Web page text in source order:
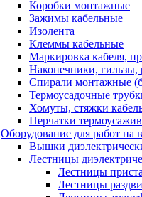
Коробки монтажные
Зажимы кабельные
Изолента
Клеммы кабельные
Маркировка кабеля,
Наконечники, гильзы,
Спирали монтажные
Термоусадочные
Хомуты, стяжки
Перчатки
Оборудование для работ на
Вышки
Лестницы
Лестницы
Лестницы